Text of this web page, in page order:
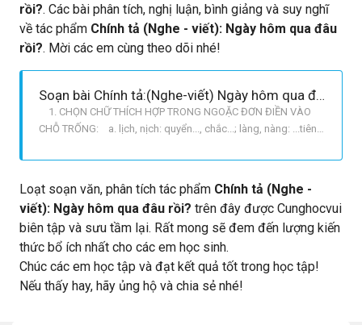
rồi?. Các bài phân tích, nghị luận, bình giảng và suy nghĩ
về tác phẩm Chính tả (Nghe - viết): Ngày hôm qua đâu
rồi?. Mời các em cùng theo dõi nhé!
Soạn bài Chính tả:(Nghe-viết) Ngày hôm qua đâu rồi? - Soạn tiếng việt lớp 2
1. CHỌN CHỮ THÍCH HỢP TRONG NGOẶC ĐƠN ĐIỀN VÀO
CHỖ TRỐNG: a. lịch, nịch: quyển..., chắc...; làng, nàng: ...tiên,.
GỢI Ý: Để chọn đúng các chữ trong ngoặc, điền vào các chỗ
trống thích hợp em dùng phép thế lần lượt, lấy
Loạt soạn văn, phân tích tác phẩm Chính tả (Nghe -
viết): Ngày hôm qua đâu rồi? trên đây được Cunghocvui
biên tập và sưu tầm lại. Rất mong sẽ đem đến lượng kiến
thức bổ ích nhất cho các em học sinh.
Chúc các em học tập và đạt kết quả tốt trong học tập!
Nếu thấy hay, hãy ủng hộ và chia sẻ nhé!